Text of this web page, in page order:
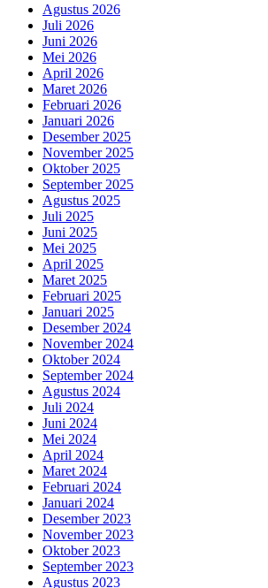
Agustus 2026
Juli 2026
Juni 2026
Mei 2026
April 2026
Maret 2026
Februari 2026
Januari 2026
Desember 2025
November 2025
Oktober 2025
September 2025
Agustus 2025
Juli 2025
Juni 2025
Mei 2025
April 2025
Maret 2025
Februari 2025
Januari 2025
Desember 2024
November 2024
Oktober 2024
September 2024
Agustus 2024
Juli 2024
Juni 2024
Mei 2024
April 2024
Maret 2024
Februari 2024
Januari 2024
Desember 2023
November 2023
Oktober 2023
September 2023
Agustus 2023